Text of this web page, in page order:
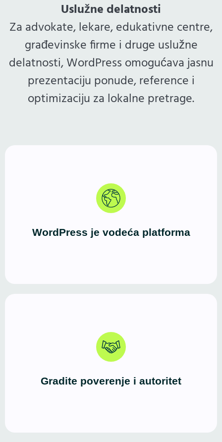
Uslužne delatnosti
Za advokate, lekare, edukativne centre,
građevinske firme i druge uslužne
delatnosti, WordPress omogućava jasnu
prezentaciju ponude, reference i
optimizaciju za lokalne pretrage.
WordPress je vodeća platforma
Više od 40% sajtova pokreće WordPress. Godinama
potvrđeno, fleksibilno i stabilno rešenje — jednako
veće sisteme i WooCommerce prodavnice.
Gradite poverenje i autoritet
Profesionalno izveden WordPress sajt jasno
komunicira ko ste, šta nudite i zašto ste pouzdan
kontaktu ili kupovini.